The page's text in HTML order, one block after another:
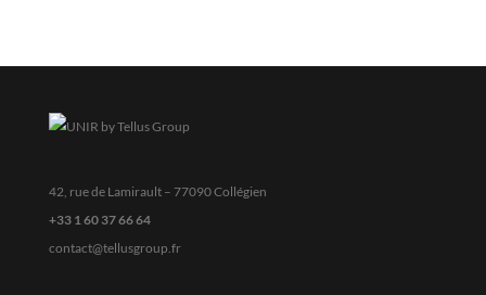
42, rue de Lamirault – 77090 Collégien
+33 1 60 37 66 64
contact@tellusgroup.fr